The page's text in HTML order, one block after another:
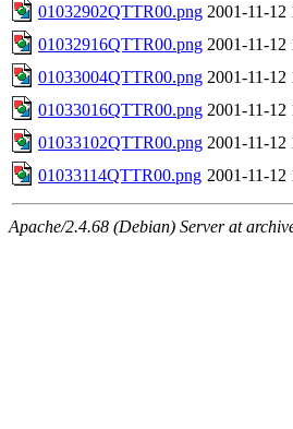
01032902QTTR00.png 2001-11-12
01032916QTTR00.png 2001-11-12
01033004QTTR00.png 2001-11-12
01033016QTTR00.png 2001-11-12
01033102QTTR00.png 2001-11-12
01033114QTTR00.png 2001-11-12
Apache/2.4.68 (Debian) Server at